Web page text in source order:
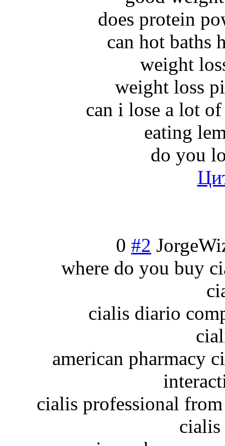
does protein
can hot baths
weight
weight loss
can i lose a lot
eating
do you
0 #2
where do you buy
cialis diario
american pharmacy
cialis professional
cialis